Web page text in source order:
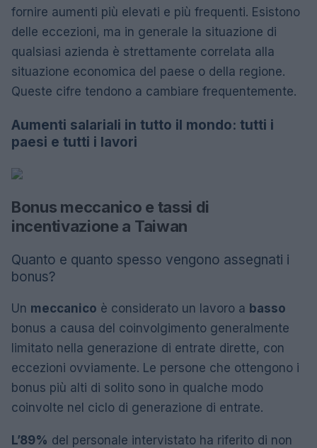
fornire aumenti più elevati e più frequenti. Esistono
delle eccezioni, ma in generale la situazione di
qualsiasi azienda è strettamente correlata alla
situazione economica del paese o della regione.
Queste cifre tendono a cambiare frequentemente.
Aumenti salariali in tutto il mondo: tutti i
paesi e tutti i lavori
Bonus meccanico e tassi di
incentivazione a Taiwan
Quanto e quanto spesso vengono assegnati i
bonus?
Un meccanico è considerato un lavoro a basso
bonus a causa del coinvolgimento generalmente
limitato nella generazione di entrate dirette, con
eccezioni ovviamente. Le persone che ottengono i
bonus più alti di solito sono in qualche modo
coinvolte nel ciclo di generazione di entrate.
L’89% del personale intervistato ha riferito di non